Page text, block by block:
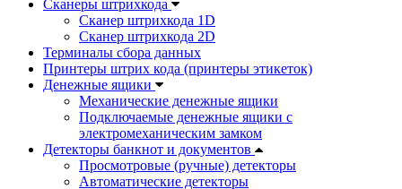
Сканеры штрихкода
Сканер штрихкода 1D
Сканер штрихкода 2D
Терминалы сбора данных
Принтеры штрих кода (принтеры этикеток)
Денежные ящики
Механические денежные ящики
Подключаемые денежные ящики с
электромеханическим замком
Детекторы банкнот и документов
Просмотровые (ручные) детекторы
Автоматические детекторы